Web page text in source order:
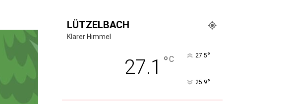
LÜTZELBACH
Klarer Himmel
27.1 °C 27.5°
25.9°